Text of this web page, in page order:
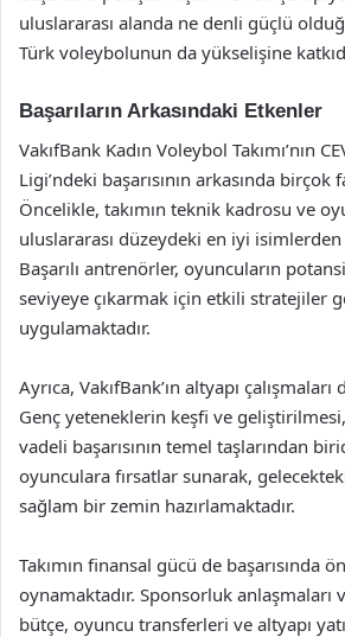
uluslararası alanda ne denli güçlü
Türk voleybolunun da yükselişine
Başarıların Arkasındaki Etkenler
VakıfBank Kadın Voleybol Takımı’nın
Ligi’ndeki başarısının arkasında
Öncelikle, takımın teknik kadrosu ve
uluslararası düzeydeki en iyi isimlerden
Başarılı antrenörler, oyuncuların
seviyeye çıkarmak için etkili stratejiler
uygulamaktadır.
Ayrıca, VakıfBank’ın altyapı
Genç yeteneklerin keşfi ve
vadeli başarısının temel taşlarından
oyunculara fırsatlar sunarak,
sağlam bir zemin hazırlamaktadır.
Takımın finansal gücü de başarısında
oynamaktadır. Sponsorluk anlaşmaları
bütçe, oyuncu transferleri ve altyapı